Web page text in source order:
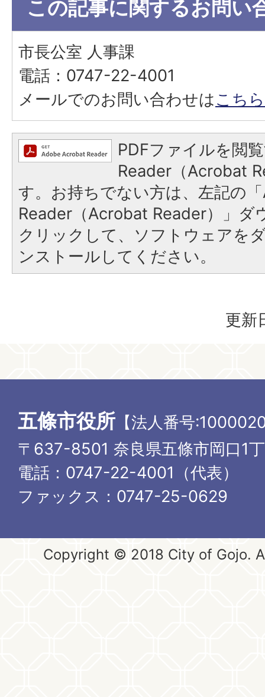
この記事に関するお問い
市長公室 人事課
電話：0747-22-4001
メールでのお問い合わせはこちら
PDFファイルを閲
Reader（Acrobat
す。お持ちでない方は、左記の
Reader（Acrobat Reader）」ダ
クリックして、ソフトウェアを
ンストールしてください。
更新
五條市役所 【法人番号
〒637-8501 奈良県五條市岡口1
電話：0747-22-4001（代表）
ファックス：0747-25-0629
Copyright © 2018 City of Gojo.